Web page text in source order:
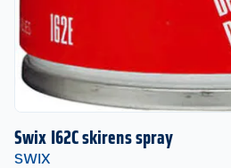
Swix I62C skirens spray
SWIX